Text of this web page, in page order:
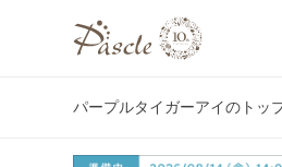
パープルタイガーアイのトッ